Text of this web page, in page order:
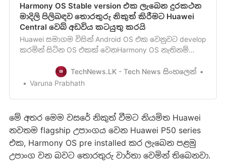
Harmony OS Stable version එක ලැබෙන දුරකථන
මාදිලි පිලිබඳව තොරතුරු නිකුත් කිරීමට Huawei
Central වෙබ් අඩවිය කටයුතු කරයි
Huawei සමාගම විසින් Android OS එක වෙනුවට develop
කරමින් සිටින OS එකක් වෙනHarmony OS නැතිනම්
කර තිබෙනවා. ඒ වගේම මෙම අලුත්ම operating system
එකේ පළමු mobile beta version එක එළබෙනදෙසැම්බර්
TechNews.LK - Tech News සිංහලෙන්
Varuna Prabhath
මේ අතර මෙම වසරේ නිකුත් වීමට නියමිත Huawei
නවතම flagship උපාංගය වෙන Huawei P50 series
එක, Harmony OS pre installed කර ලැබෙන පළමු
උපාංග වන බවට තොරතුරු වාර්තා වෙමින් තිබෙනවා.